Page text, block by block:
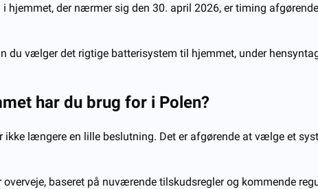
hjemmet, der nærmer sig den 30. april 2026, er timing
du vælger det rigtige batterisystem til hjemmet, under
har du brug for i Polen?
længere en lille beslutning. Det er afgørende at vælge et
baseret på nuværende tilskudsregler og kommende